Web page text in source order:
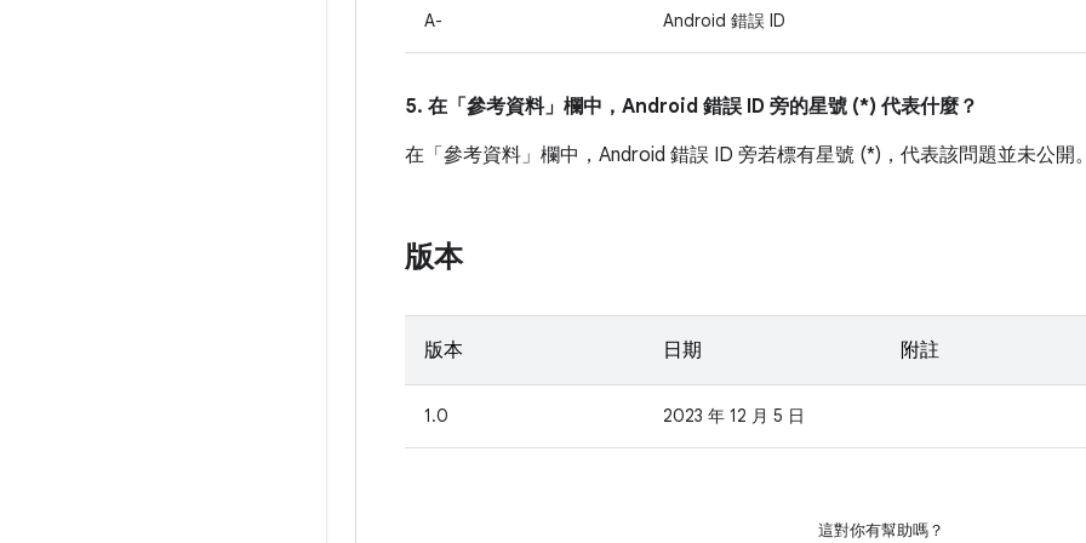
A- Android 錯誤 ID
5. 在「參考資料」 欄中，Android 錯誤 ID 旁的星號 (*) 代表什麼？
在「參考資料」 欄中，Android 錯誤 ID 旁若標有星號 (*)，代表該問題並未公開
版本
版本 日期 附註
1.0 2023 年 12 月 5 日
這對你有幫助嗎？